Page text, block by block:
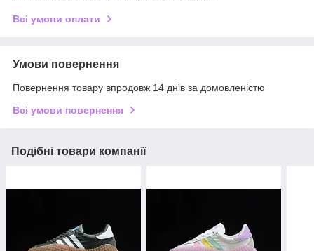
Всі умови оплати
Умови повернення
Повернення товару впродовж 14 днів за домовленістю
Всі умови повернення
Подібні товари компанії